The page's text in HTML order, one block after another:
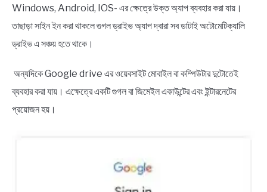
Windows, Android, IOS- এর ক্ষেত্রে উক্ত অ্যাপ ব্যবহার করা যায়।
তাছাড়া সাইন ইন করা থাকলে গুগল ড্রাইভ অ্যাপ দ্বারা সব ডাটাই অটোমেটিক্যালি
ড্রাইভ এ সঞ্চয় হতে থাকে।
অন্যদিকে Google drive এর ওয়েবসাইট মোবাইল বা কম্পিউটার দুটোতেই
ব্যবহার করা যায়। এক্ষেত্রে একটি গুগল বা জিমেইল একাউন্টের এবং ইন্টারনেটের
প্রয়োজন হয়।